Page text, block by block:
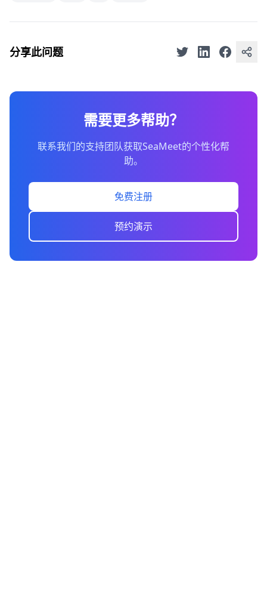
分享此问题
需要更多帮助？
联系我们的支持团队获取SeaMeet的个性化帮
助。
免费注册
预约演示